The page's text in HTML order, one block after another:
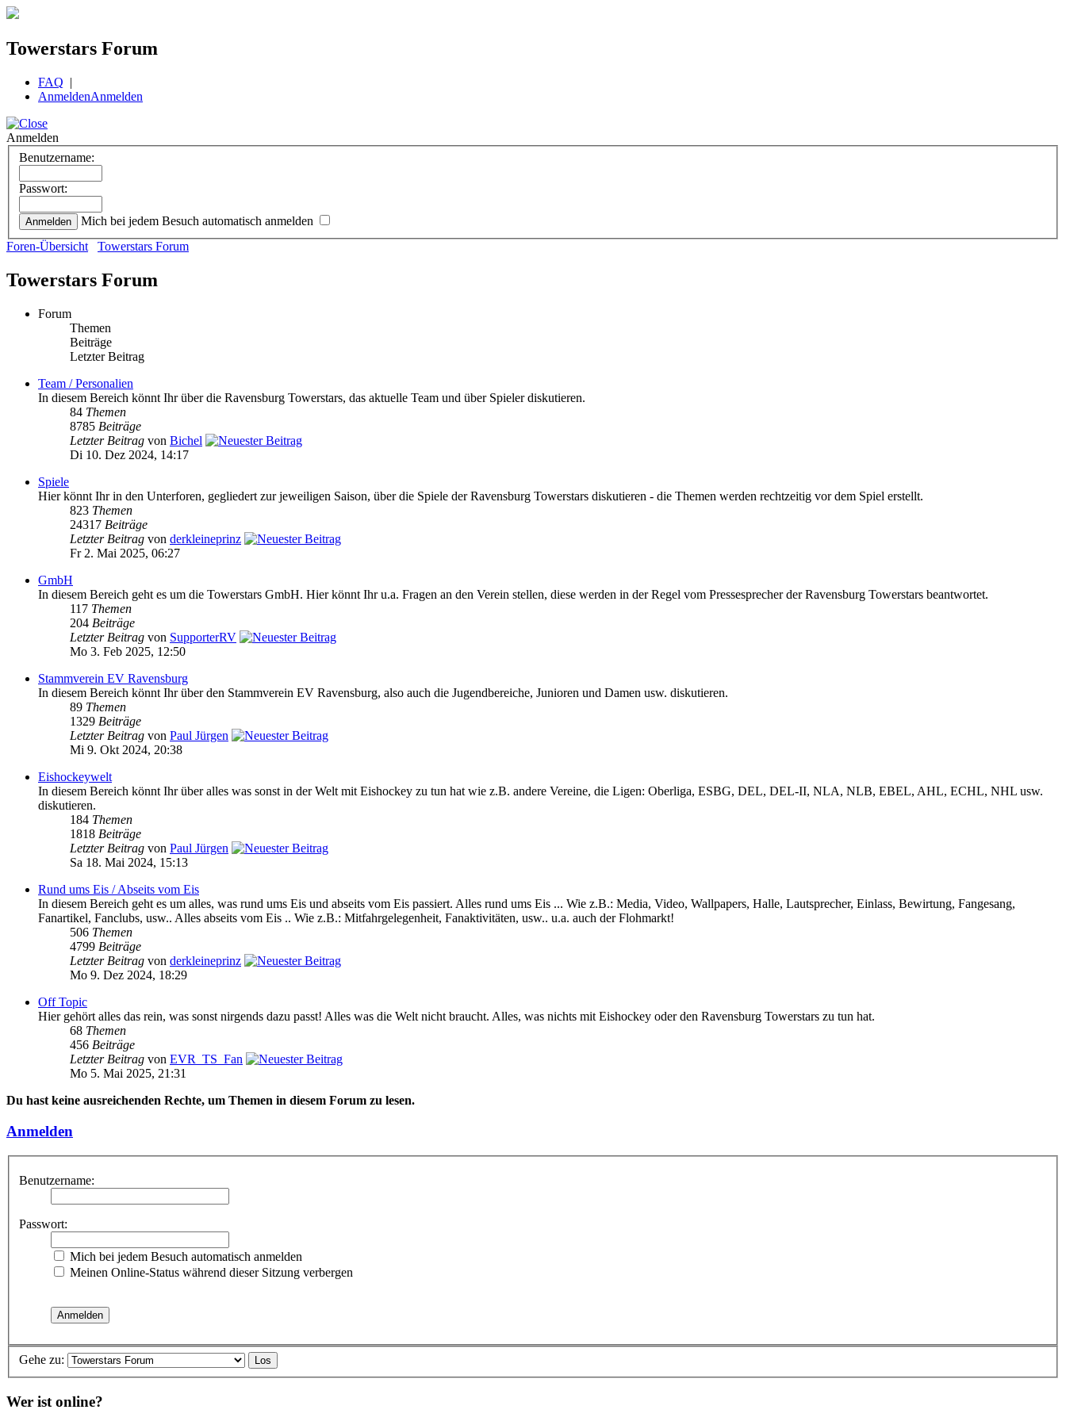
Towerstars Forum
FAQ |
AnmeldenAnmelden
Anmelden
Benutzername:
Passwort:
Mich bei jedem Besuch automatisch anmelden
Foren-Übersicht
Towerstars Forum
Towerstars Forum
Forum
Themen
Beiträge
Letzter Beitrag
Team / Personalien
In diesem Bereich könnt Ihr über die Ravensburg Towerstars, das aktuelle Team und über Spieler diskutieren.
84 Themen
8785 Beiträge
Letzter Beitrag von Bichel
Di 10. Dez 2024, 14:17
Spiele
Hier könnt Ihr in den Unterforen, gegliedert zur jeweiligen Saison, über die Spiele der Ravensburg Towerstars diskutieren - die Themen werden rechtzeitig vor dem Spiel erstellt.
823 Themen
24317 Beiträge
Letzter Beitrag von derkleineprinz
Fr 2. Mai 2025, 06:27
GmbH
In diesem Bereich geht es um die Towerstars GmbH. Hier könnt Ihr u.a. Fragen an den Verein stellen, diese werden in der Regel vom Pressesprecher der Ravensburg Towerstars beantwortet.
117 Themen
204 Beiträge
Letzter Beitrag von SupporterRV
Mo 3. Feb 2025, 12:50
Stammverein EV Ravensburg
In diesem Bereich könnt Ihr über den Stammverein EV Ravensburg, also auch die Jugendbereiche, Junioren und Damen usw. diskutieren.
89 Themen
1329 Beiträge
Letzter Beitrag von Paul Jürgen
Mi 9. Okt 2024, 20:38
Eishockeywelt
In diesem Bereich könnt Ihr über alles was sonst in der Welt mit Eishockey zu tun hat wie z.B. andere Vereine, die Ligen: Oberliga, ESBG, DEL, DEL-II, NLA, NLB, EBEL, AHL, ECHL, NHL usw.
diskutieren.
184 Themen
1818 Beiträge
Letzter Beitrag von Paul Jürgen
Sa 18. Mai 2024, 15:13
Rund ums Eis / Abseits vom Eis
In diesem Bereich geht es um alles, was rund ums Eis und abseits vom Eis passiert. Alles rund ums Eis ... Wie z.B.: Media, Video, Wallpapers, Halle, Lautsprecher, Einlass, Bewirtung, Fangesang,
Fanartikel, Fanclubs, usw.. Alles abseits vom Eis .. Wie z.B.: Mitfahrgelegenheit, Fanaktivitäten, usw.. u.a. auch der Flohmarkt!
506 Themen
4799 Beiträge
Letzter Beitrag von derkleineprinz
Mo 9. Dez 2024, 18:29
Off Topic
Hier gehört alles das rein, was sonst nirgends dazu passt! Alles was die Welt nicht braucht. Alles, was nichts mit Eishockey oder den Ravensburg Towerstars zu tun hat.
68 Themen
456 Beiträge
Letzter Beitrag von EVR_TS_Fan
Mo 5. Mai 2025, 21:31
Du hast keine ausreichenden Rechte, um Themen in diesem Forum zu lesen.
Anmelden
Benutzername:
Passwort:
Mich bei jedem Besuch automatisch anmelden
Meinen Online-Status während dieser Sitzung verbergen
Gehe zu:
Wer ist online?